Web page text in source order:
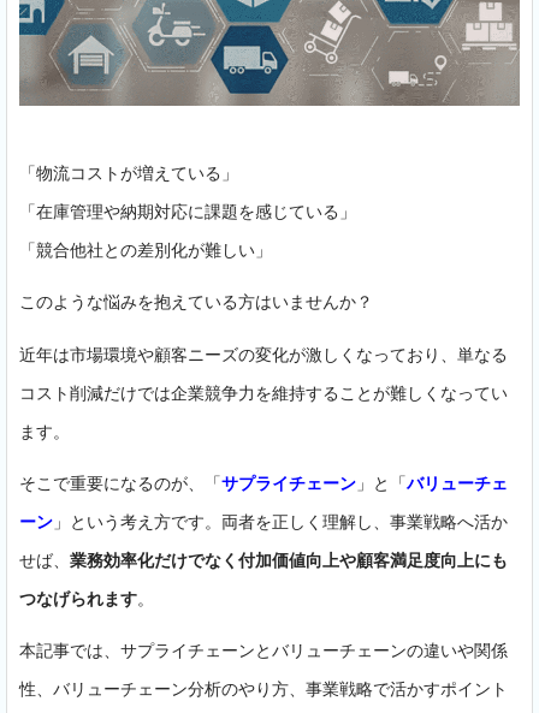
「物流コストが増えている」
「在庫管理や納期対応に課題を感じている」
「競合他社との差別化が難しい」
このような悩みを抱えている方はいませんか？
近年は市場環境や顧客ニーズの変化が激しくなっており、単なる
コスト削減だけでは企業競争力を維持することが難しくなってい
ます。
そこで重要になるのが、「サプライチェーン 」と「バリューチェ
ーン 」という考え方です。両者を正しく理解し、事業戦略へ活か
せば、 業務効率化だけでなく付加価値向上や顧客満足度向上にも
つなげられます。
本記事では、サプライチェーンとバリューチェーンの違いや関係
性、バリューチェーン分析のやり方、事業戦略で活かすポイント